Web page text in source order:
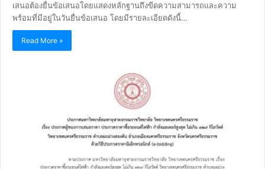
เสนอต้องยื่นข้อเสนอโดยแสดงหลักฐานถึงขีดความสามารถและความ
พร้อมที่มีอยู่ในวันยื่นข้อเสนอ โดยมีรายละเอียดดังนี้…
Read More »